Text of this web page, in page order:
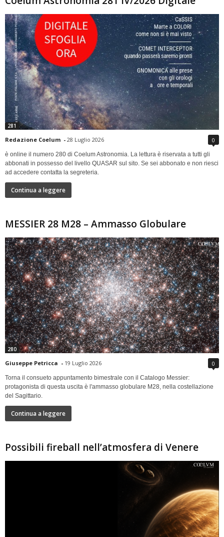
281
Redazione Coelum - 28 Luglio 2026 0
è online il numero 280 di Coelum Astronomia. La lettura è riservata a tutti gli
abbonati in possesso del livello QUASAR sul sito. Se sei abbonato e non riesci
ad accedere contatta la segreteria.
Continua a leggere
MESSIER 28 M28 – Ammasso Globulare
280
Giuseppe Petricca - 19 Luglio 2026 0
Torna il consueto appuntamento bimestrale con il Catalogo Messier:
protagonista di questa uscita è l'ammasso globulare M28, nella costellazione
del Sagittario.
Continua a leggere
Possibili fireball nell’atmosfera di Venere